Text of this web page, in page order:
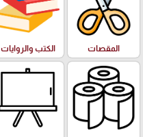
المقصات الكتب والروايات